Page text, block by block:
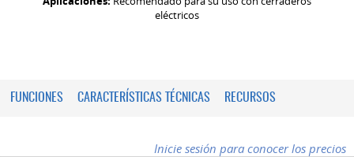
eléctricos
FUNCIONES CARACTERÍSTICAS TÉCNICAS RECURSOS
Inicie sesión para conocer los precios